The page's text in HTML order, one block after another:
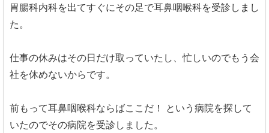
胃腸科内科を出てすぐにその足で耳鼻咽喉科を受診しまし
た。
仕事の休みはその日だけ取っていたし、忙しいのでもう会
社を休めないからです。
前もって耳鼻咽喉科ならばここだ！
という病院を探して
いたのでその病院を受診しました。